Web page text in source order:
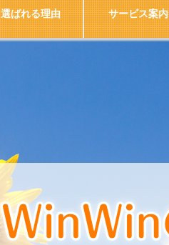
選ばれる理由 サービス案内